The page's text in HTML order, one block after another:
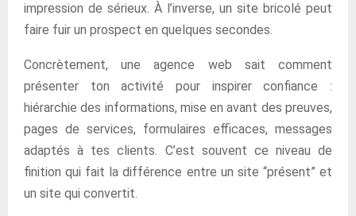
impression de sérieux. À l’inverse, un site bricolé peut
faire fuir un prospect en quelques secondes.
Concrètement, une agence web sait comment
présenter ton activité pour inspirer confiance :
hiérarchie des informations, mise en avant des preuves,
pages de services, formulaires efficaces, messages
adaptés à tes clients. C’est souvent ce niveau de
finition qui fait la différence entre un site “présent” et
un site qui convertit.